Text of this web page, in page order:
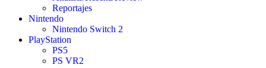
Reportajes
Nintendo
Nintendo Switch 2
PlayStation
PS5
PS VR2